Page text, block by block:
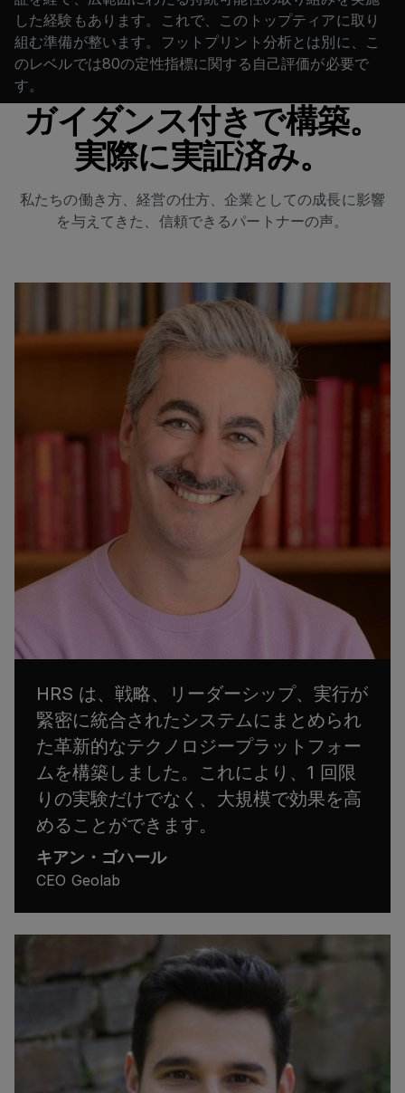
した経験もあります。これで、このトップティアに取り
組む準備が整います。フットプリント分析とは別に、こ
のレベルでは80の定性指標に関する自己評価が必要で
す。
ガイダンス付きで構築。
実際に実証済み。
私たちの働き方、経営の仕方、企業としての成長に影響
を与えてきた、信頼できるパートナーの声。
HRS は、戦略、リーダーシップ、実行が
緊密に統合されたシステムにまとめられ
た革新的なテクノロジープラットフォー
ムを構築しました。これにより、1 回限
りの実験だけでなく、大規模で効果を高
めることができます。
キアン・ゴハール
CEO Geolab